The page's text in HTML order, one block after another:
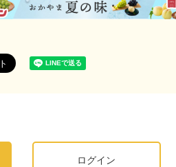
ログイン